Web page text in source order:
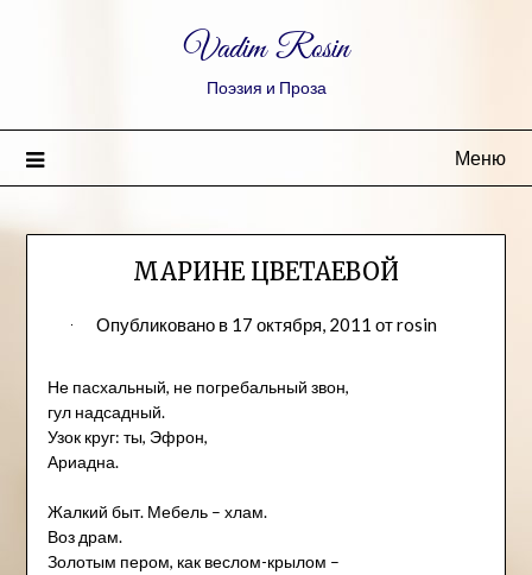
Vadim Rosin
Поэзия и Проза
Меню
МАРИНЕ ЦВЕТАЕВОЙ
Опубликовано в 17 октября, 2011 отrosin
Не пасхальный, не погребальный звон,
гул надсадный.
Узок круг: ты, Эфрон,
Ариадна.
Жалкий быт. Мебель – хлам.
Воз драм.
Золотым пером, как веслом-крылом –